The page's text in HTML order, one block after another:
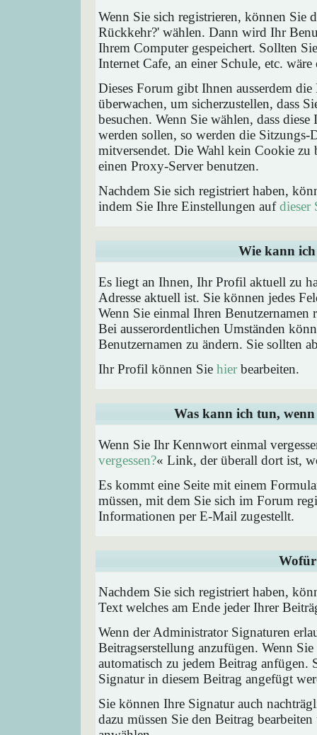
Wenn Sie sich registrieren, können Sie
Rückkehr?' wählen. Dann wird Ihr
Ihrem Computer gespeichert. Sollten
Internet Cafe, an einer Schule, etc.
Dieses Forum gibt Ihnen ausserdem
überwachen, um sicherzustellen, dass
besuchen. Wenn Sie wählen, dass
werden sollen, so werden die
mitversendet. Die Wahl kein Cookie zu
einen Proxy-Server benutzen.
Nachdem Sie sich registriert haben,
indem Sie Ihre Einstellungen aufdieser
Wie kann
Es liegt an Ihnen, Ihr Profil aktuell zu
Adresse aktuell ist. Sie können jedes
Wenn Sie einmal Ihren
Bei ausserordentlichen Umständen
Benutzernamen zu ändern. Sie sollten
Ihr Profil können Sie hierbearbeiten.
Was kann ich tun, wenn
Wenn Sie Ihr Kennwort einmal
vergessen?« Link, der überall dort ist,
Es kommt eine Seite mit einem
müssen, mit dem Sie sich im Forum
Informationen per E-Mail zugestellt.
Nachdem Sie sich registriert haben,
Text welches am Ende jeder Ihrer
Wenn der Administrator Signaturen
Beitragserstellung anzufügen. Wenn
automatisch zu jedem Beitrag
Signatur in diesem Beitrag angefügt
Sie können Ihre Signatur auch
dazu müssen Sie den Beitrag